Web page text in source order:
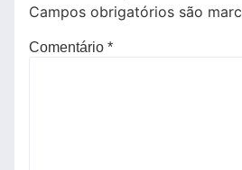
Campos obrigatórios são
Comentário *